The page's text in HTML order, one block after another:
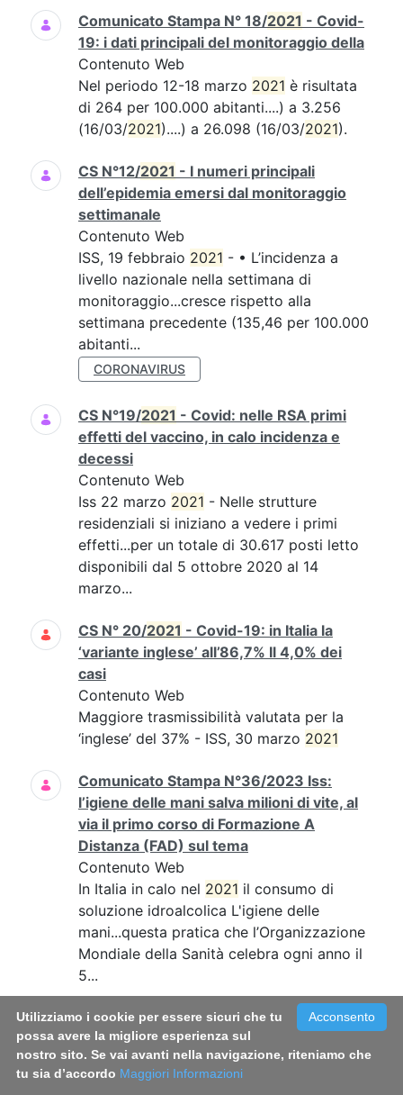
Comunicato Stampa N° 18/2021 - Covid-
19: i dati principali del monitoraggio della
Contenuto Web
Nel periodo 12-18 marzo 2021 è risultata
di 264 per 100.000 abitanti....) a 3.256
(16/03/2021)....) a 26.098 (16/03/2021).
CS N°12/2021 - I numeri principali
dell’epidemia emersi dal monitoraggio
settimanale
Contenuto Web
ISS, 19 febbraio 2021 - • L’incidenza a
livello nazionale nella settimana di
monitoraggio...cresce rispetto alla
settimana precedente (135,46 per 100.000
abitanti...
CORONAVIRUS
CS N°19/2021 - Covid: nelle RSA primi
effetti del vaccino, in calo incidenza e
decessi
Contenuto Web
Iss 22 marzo 2021 - Nelle strutture
residenziali si iniziano a vedere i primi
effetti...per un totale di 30.617 posti letto
disponibili dal 5 ottobre 2020 al 14
marzo...
CS N° 20/2021 - Covid-19: in Italia la
‘variante inglese’ all’86,7% Il 4,0% dei
casi
Contenuto Web
Maggiore trasmissibilità valutata per la
‘inglese’ del 37% - ISS, 30 marzo 2021
Comunicato Stampa N°36/2023 Iss:
l’igiene delle mani salva milioni di vite, al
via il primo corso di Formazione A
Distanza (FAD) sul tema
Contenuto Web
In Italia in calo nel 2021 il consumo di
soluzione idroalcolica L'igiene delle
mani...questa pratica che l’Organizzazione
Mondiale della Sanità celebra ogni anno il
5...
Comunicato Stampa N°39/2022 - Fumo:
in Italia circa 800mila fumatori in più
rispetto al 2019. Triplicato il consumo di
sigarette a tabacco riscaldato
Acconsento
Utilizziamo i cookie per essere sicuri che tu
possa avere la migliore esperienza sul
nostro sito. Se vai avanti nella navigazione, riteniamo che
tu sia d’accordo Maggiori Informazioni